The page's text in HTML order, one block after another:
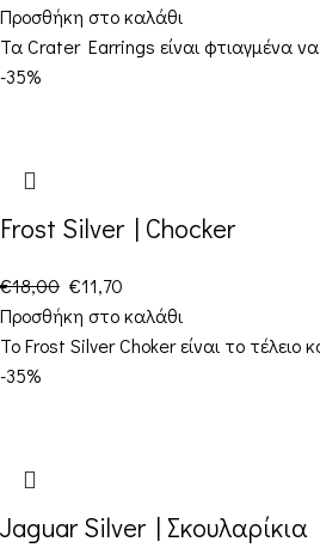
Προσθήκη στο καλάθι
Τα Crater Earrings είναι φτιαγμένα
-35%
Frost Silver | Chocker
€18,00 €11,70
Προσθήκη στο καλάθι
Το Frost Silver Choker είναι το
-35%
Jaguar Silver | Σκουλαρίκια